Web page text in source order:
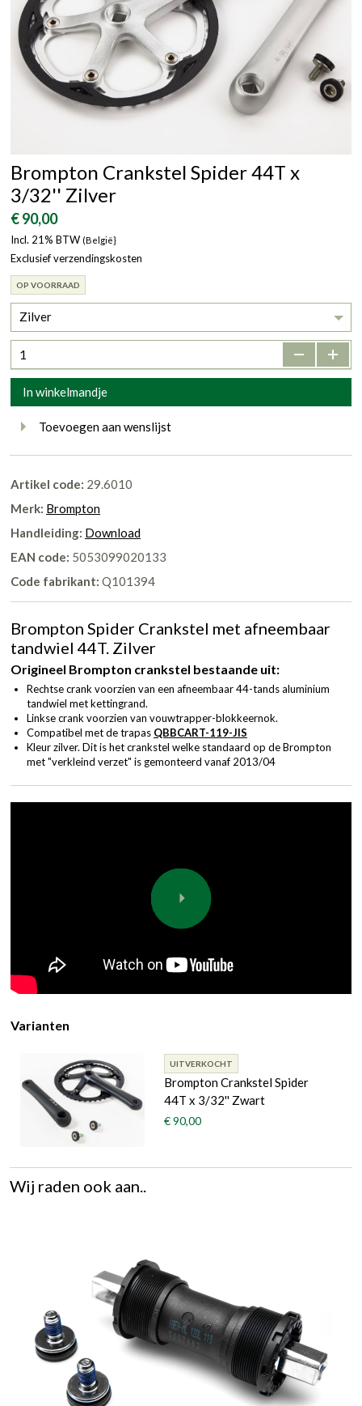
Brompton Crankstel Spider 44T x
3/32'' Zilver
€ 90,00
Incl. 21% BTW (België}
Exclusief verzendingskosten
OP VOORRAAD
Zilver
- +
In winkelmandje
Toevoegen aan wenslijst
Artikel code: 29.6010
Merk: Brompton
Handleiding: Download
EAN code: 5053099020133
Code fabrikant: Q101394
Brompton Spider Crankstel met afneembaar
tandwiel 44T. Zilver
Origineel Brompton crankstel bestaande uit:
Rechtse crank voorzien van een afneembaar 44-tands aluminium
tandwiel met kettingrand.
Linkse crank voorzien van vouwtrapper-blokkeernok.
Compatibel met de trapas QBBCART-119-JIS
Kleur zilver. Dit is het crankstel welke standaard op de Brompton
met "verkleind verzet" is gemonteerd vanaf 2013/04
Varianten
UITVERKOCHT
Brompton Crankstel Spider
44T x 3/32'' Zwart
€ 90,00
Wij raden ook aan..